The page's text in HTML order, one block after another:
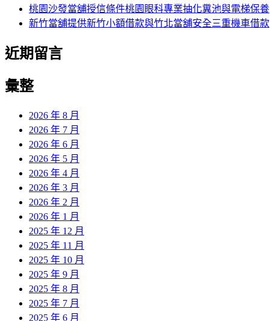
桃園沙發當舖授信條件桃園眼科專業抽化糞池與電梯保養
新竹當舖提供新竹小額借款與竹北當舖安全三重機車借款
近期留言
彙整
2026 年 8 月
2026 年 7 月
2026 年 6 月
2026 年 5 月
2026 年 4 月
2026 年 3 月
2026 年 2 月
2026 年 1 月
2025 年 12 月
2025 年 11 月
2025 年 10 月
2025 年 9 月
2025 年 8 月
2025 年 7 月
2025 年 6 月